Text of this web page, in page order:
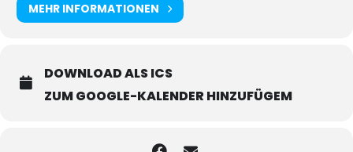
MEHR INFORMATIONEN
DOWNLOAD ALS ICS
ZUM GOOGLE-KALENDER HINZUFÜGEM